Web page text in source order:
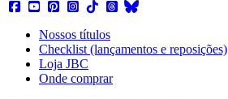
Nossos títulos
Checklist (lançamentos e reposições)
Loja JBC
Onde comprar